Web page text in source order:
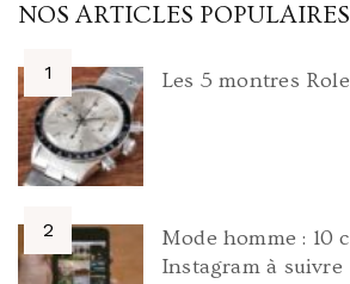
NOS ARTICLES POPULAIRES
Les 5 montres
Mode homme : 10
Instagram à suivre